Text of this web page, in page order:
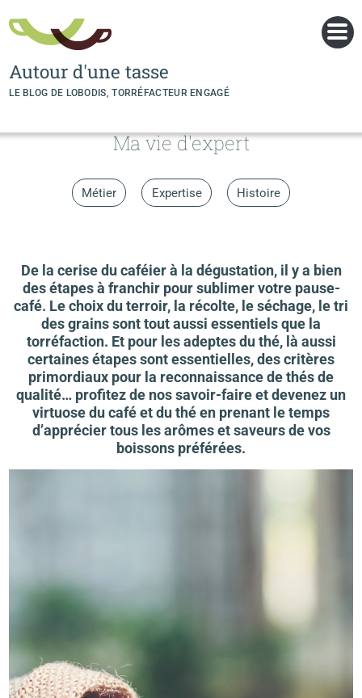
Autour d'une tasse
LE BLOG DE LOBODIS, TORRÉFACTEUR ENGAGÉ
Ma vie d'expert
Métier Expertise Histoire
De la cerise du caféier à la dégustation, il y a bien
des étapes à franchir pour sublimer votre pause-
café. Le choix du terroir, la récolte, le séchage, le tri
des grains sont tout aussi essentiels que la
torréfaction. Et pour les adeptes du thé, là aussi
certaines étapes sont essentielles, des critères
primordiaux pour la reconnaissance de thés de
qualité… profitez de nos savoir-faire et devenez un
virtuose du café et du thé en prenant le temps
d’apprécier tous les arômes et saveurs de vos
boissons préférées.